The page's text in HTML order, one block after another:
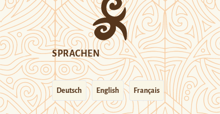
SPRACHEN
Deutsch English Français